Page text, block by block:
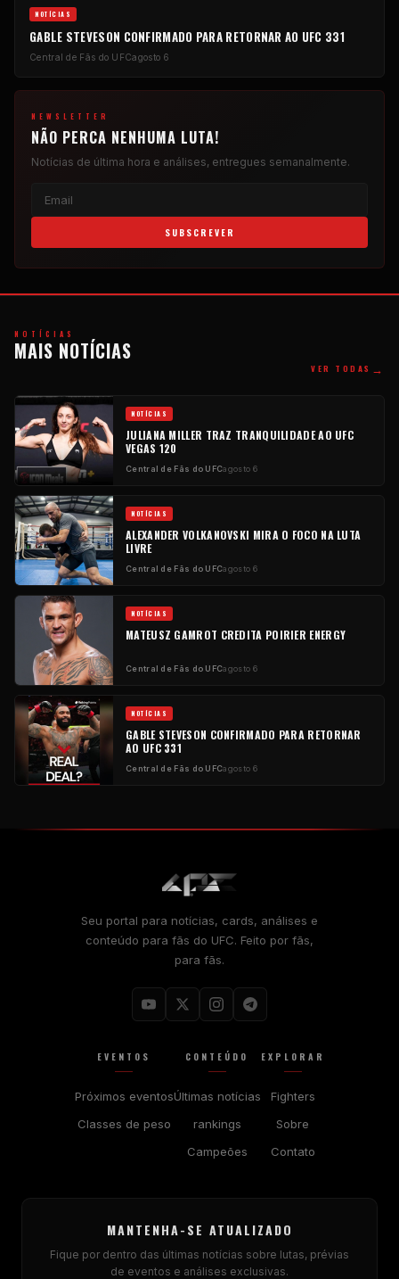
NOTÍCIAS
GABLE STEVESON CONFIRMADO PARA RETORNAR AO UFC 331
Central de Fãs do UFCagosto 6
NEWSLETTER
NÃO PERCA NENHUMA LUTA!
Notícias de última hora e análises, entregues semanalmente.
SUBSCREVER
NOTÍCIAS
MAIS NOTÍCIAS
VER TODAS →
NOTÍCIAS
JULIANA MILLER TRAZ TRANQUILIDADE AO UFC
VEGAS 120
Central de Fãs do UFCagosto 6
NOTÍCIAS
ALEXANDER VOLKANOVSKI MIRA O FOCO NA LUTA
LIVRE
Central de Fãs do UFCagosto 6
NOTÍCIAS
MATEUSZ GAMROT CREDITA POIRIER ENERGY
Central de Fãs do UFCagosto 6
NOTÍCIAS
GABLE STEVESON CONFIRMADO PARA RETORNAR
AO UFC 331
Central de Fãs do UFCagosto 6
Seu portal para notícias, cards, análises e
conteúdo para fãs do UFC. Feito por fãs,
para fãs.
EVENTOS
Próximos eventos
Classes de peso
CONTEÚDO
Últimas notícias
rankings
Campeões
EXPLORAR
Fighters
Sobre
Contato
MANTENHA-SE ATUALIZADO
Fique por dentro das últimas notícias sobre lutas, prévias
de eventos e análises exclusivas.